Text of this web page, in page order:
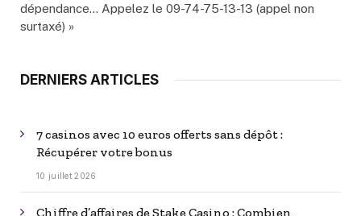
dépendance… Appelez le 09-74-75-13-13 (appel non
surtaxé) »
DERNIERS ARTICLES
7 casinos avec 10 euros offerts sans dépôt :
Récupérer votre bonus
10 juillet 2026
Chiffre d’affaires de Stake Casino : Combien